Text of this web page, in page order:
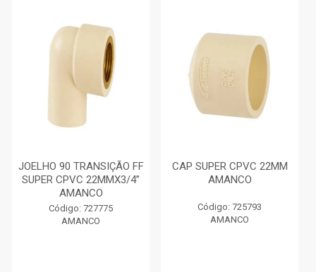
JOELHO 90 TRANSIÇÃO FF
SUPER CPVC 22MMX3/4”
AMANCO
Código: 727775
AMANCO
CAP SUPER CPVC 22MM
AMANCO
Código: 725793
AMANCO